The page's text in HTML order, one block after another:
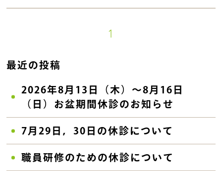
1
最近の投稿
2026年8月13日（木）〜8月16日
（日）お盆期間休診のお知らせ
7月29日，30日の休診について
職員研修のための休診について